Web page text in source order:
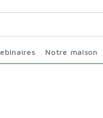
Webinaires Notre maison